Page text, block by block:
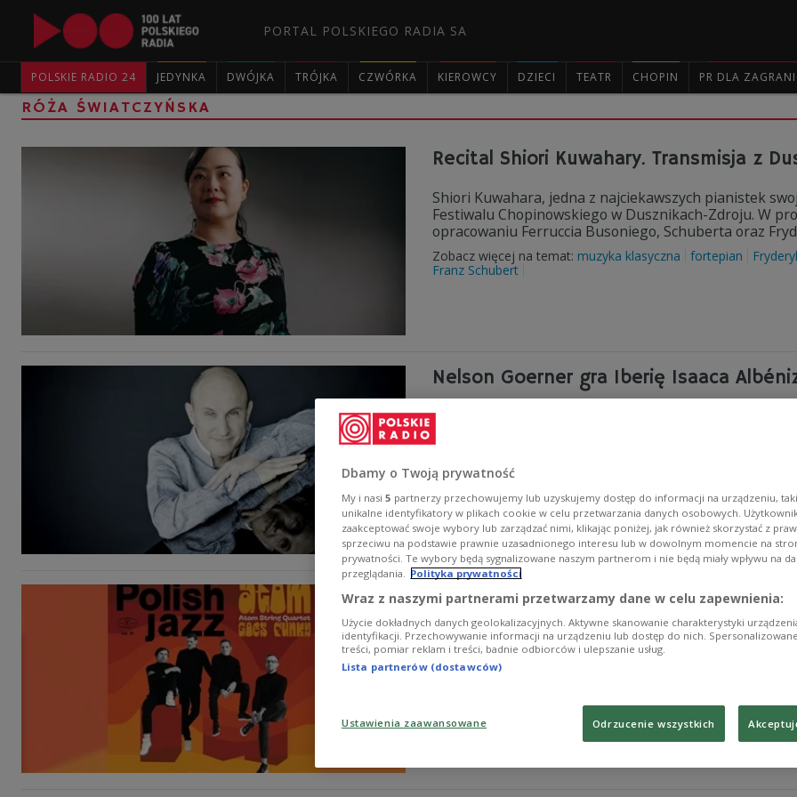
PORTAL POLSKIEGO RADIA SA
POLSKIE RADIO 24 JEDYNKA DWÓJKA TRÓJKA CZWÓRKA KIEROWCY DZIECI TEATR CHOPIN PR DLA
RÓŻA ŚWIATCZYŃSKA
Recital Shiori Kuwahary. Transmisja z
Shiori Kuwahara, jedna z najciekawszych pianistek
Festiwalu Chopinowskiego w Dusznikach-Zdroju. W
opracowaniu Ferruccia Busoniego, Schuberta oraz
Zobacz więcej na temat: muzyka klasyczna fortepian
Franz Schubert
Nelson Goerner gra Iberię Isaaca
Muzyczne obrazy Hiszpanii, olśniewająca wirtuozeria i
do arcydzieł literatury fortepianowej. W transmisji z
Roque d'Anthéron usłyszeliśmy to dzieło w
Goernera.
Zobacz więcej na temat: muzyka klasyczna fortepian
Atom String Quartet i funkowe oblicze
W piątek w konkursie "Płyta na lato" można było
Atom String Quartet. Muzycy zabierają słuchaczy w
funkiem, groove'em i nowymi brzmieniami. Kwartet
Zbigniewa Seiferta, Michała Urbaniaka, Zbigniewa
Dwójka Atom String Quartet
Dbamy o Twoją prywatność
My i nasi 5 partnerzy przechowujemy lub uzyskujemy dostęp do informacji na urządzeniu,
unikalne identyfikatory w plikach cookie w celu przetwarzania danych osobowych.
zaakceptować swoje wybory lub zarządzać nimi, klikając poniżej, jak również skorzystać z
sprzeciwu na podstawie prawnie uzasadnionego interesu lub w dowolnym momencie na
prywatności. Te wybory będą sygnalizowane naszym partnerom i nie będą miały wpływu na
przeglądania. Polityka prywatności
Wraz z naszymi partnerami przetwarzamy dane w celu zapewnienia:
Użycie dokładnych danych geolokalizacyjnych. Aktywne skanowanie charakterystyki
identyfikacji. Przechowywanie informacji na urządzeniu lub dostęp do nich.
treści, pomiar reklam i treści, badnie odbiorców i ulepszanie usług.
Lista partnerów (dostawców)
Ustawienia zaawansowane Odrzucenie wszystkich